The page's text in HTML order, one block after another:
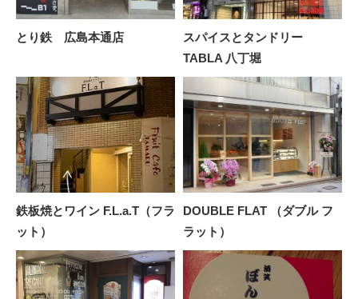
とり鉄 広島本通店
スパイスとタンドリー
TABLA 八丁堀
鉄板焼とワイン F.L.a.T（フラ
ット）
DOUBLE FLAT （ダブル フ
ラット）